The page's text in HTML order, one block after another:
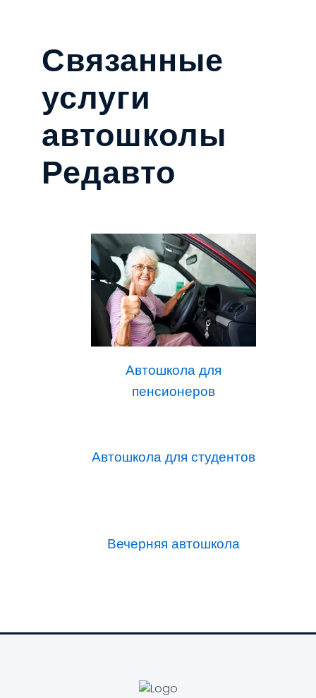
Связанные
услуги
автошколы
Редавто
Автошкола для
пенсионеров
Автошкола для студентов
Вечерняя автошкола